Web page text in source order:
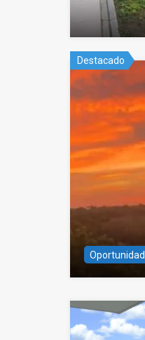
Destacado
Oportunidad